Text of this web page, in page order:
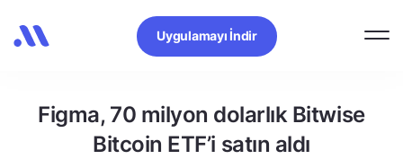
Uygulamayı İndir
Figma, 70 milyon dolarlık Bitwise
Bitcoin ETF’i satın aldı